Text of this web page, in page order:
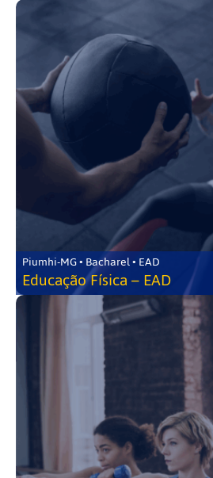
Piumhi-MG • Bacharel • EAD
Educação Física – EAD